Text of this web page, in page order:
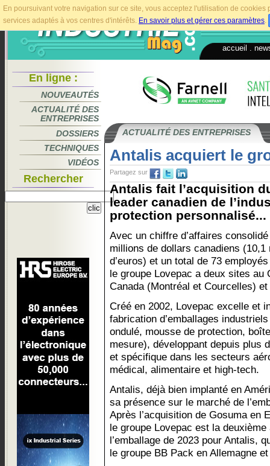
En poursuivant votre navigation sur ce site, vous acceptez l'utilisation de
services adaptés à vos centres d'intérêts. En savoir plus et gérer ces paramètres.
accueil
En ligne :
NOUVEAUTÉS
ACTUALITÉ DES
ENTREPRISES
DOSSIERS
TECHNIQUES
VIDÉOS
Rechercher
ACTUALITÉ DES ENTREPRISES
Antalis acquiert le
Partagez sur
Antalis fait l’acquisition
leader canadien de
protection personnalisé...
Avec un chiffre d’affaires
millions de dollars canadiens (10,1
d’euros) et un total de 73
le groupe Lovepac a deux sites au
Canada (Montréal et Courcelles)
Créé en 2002, Lovepac excelle et
fabrication d’emballages
ondulé, mousse de protection,
mesure), développant depuis plus
et spécifique dans les secteurs
médical, alimentaire et high-tech.
Antalis, déjà bien implanté en
sa présence sur le marché de
Après l’acquisition de Gosuma en
le groupe Lovepac est la
l’emballage de 2023 pour Antalis,
le groupe BB Pack en Allemagne